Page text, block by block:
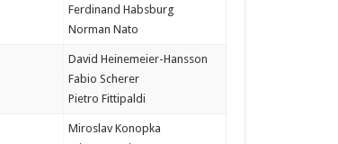
Ferdinand Habsburg
Norman Nato
David Heinemeier-Hansson
Fabio Scherer
Pietro Fittipaldi
Miroslav Konopka